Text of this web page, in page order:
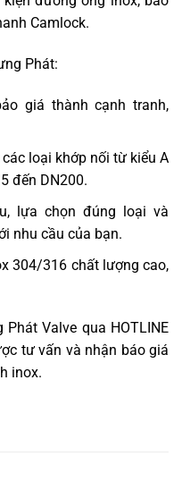
Camlock.
Phát:
giá thành cạnh tranh,
loại khớp nối từ kiểu A
đến DN200.
lựa chọn đúng loại và
nhu cầu của bạn.
304/316 chất lượng cao,
Valve qua HOTLINE
tư vấn và nhận báo giá
inox.